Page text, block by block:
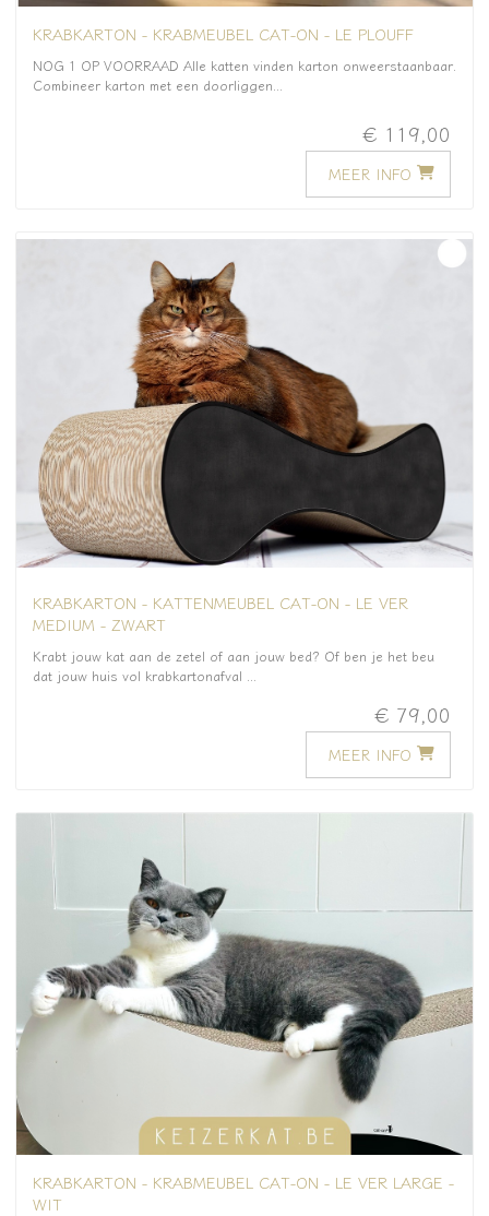
KRABKARTON - KRABMEUBEL CAT-ON - LE PLOUFF
NOG 1 OP VOORRAAD Alle katten vinden karton onweerstaanbaar.
Combineer karton met een doorliggen...
€ 119,00
MEER INFO
KRABKARTON - KATTENMEUBEL CAT-ON - LE VER
MEDIUM - ZWART
Krabt jouw kat aan de zetel of aan jouw bed? Of ben je het beu
dat jouw huis vol krabkartonafval ...
€ 79,00
MEER INFO
KRABKARTON - KRABMEUBEL CAT-ON - LE VER LARGE -
WIT